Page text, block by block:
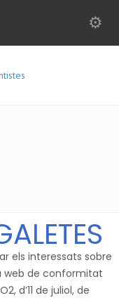
els interessats sobre
web de conformitat
d’11 de juliol, de